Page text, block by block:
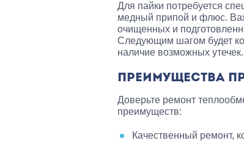
Для пайки потребуется
медный припой и флюс.
очищенных и
Следующим шагом будет
наличие возможных утечек.
ПРЕИМУЩЕСТВА
Доверьте ремонт
преимуществ:
Качественный ремонт,